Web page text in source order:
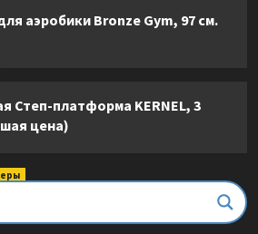
аэробики Bronze Gym, 97 см.
Степ-платформа KERNEL, 3
цена)
DFC E8745T